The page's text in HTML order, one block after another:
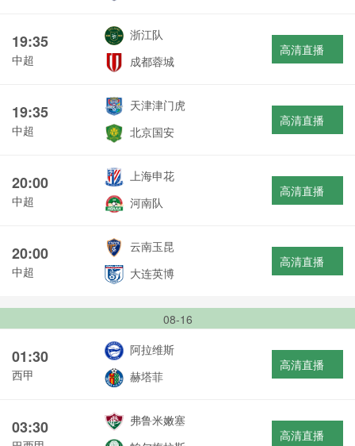
19:35
中超
浙江队
成都蓉城
高清直播
19:35
中超
天津津门虎
北京国安
高清直播
20:00
中超
上海申花
河南队
高清直播
20:00
中超
云南玉昆
大连英博
高清直播
08-16
01:30
西甲
阿拉维斯
赫塔菲
高清直播
03:30
弗鲁米嫩塞
高清直播